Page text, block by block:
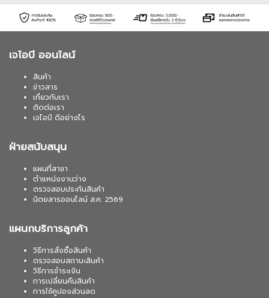
เจไอบี ออนไลน์
สินค้า
ข่าวสาร
เกี่ยวกับเรา
ติดต่อเรา
เจไอบี ดีอย่างไร
ฝ่ายสนับสนุน
แผนที่สาขา
ตำแหน่งงานว่าง
ตรวจสอบประกันสินค้า
นิตยสารออนไลน์ ส.ค. 2569
แผนกบริการลูกค้า
วิธีการสั่งซื้อสินค้า
ตรวจสอบสถานะสินค้า
วิธีการชำระเงิน
การเปลี่ยนคืนสินค้า
การใช้คูปองส่วนลด